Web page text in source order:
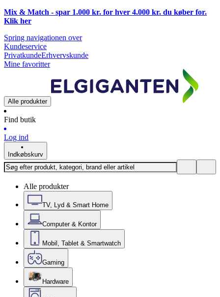
Mix & Match - spar 1.000 kr. for hver 4.000 kr. du køber for.
Klik her
Spring navigationen over
Kundeservice
PrivatkundeErhvervskunde
Mine favoritter
Alle produkter
Find butik
Log ind
Indkøbskurv
Alle produkter
TV, Lyd & Smart Home
Computer & Kontor
Mobil, Tablet & Smartwatch
Gaming
Hardware